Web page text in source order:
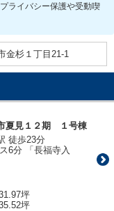
ライバシー保護や受動喫
金杉１丁目21-1
夏見１２期 １号棟
徒歩23分
6分 「長福寺入
坪
坪